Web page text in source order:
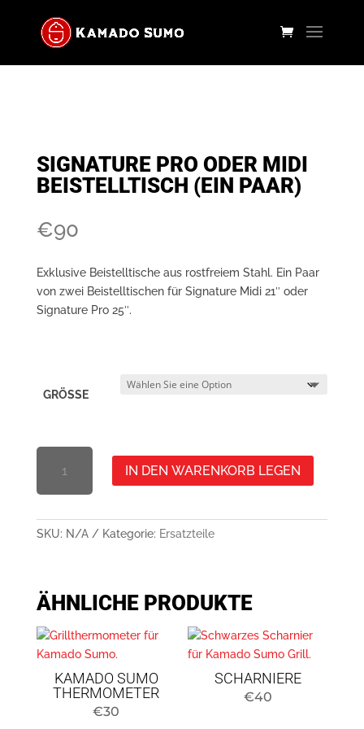
SIGNATURE PRO ODER MIDI
BEISTELLTISCH (EIN PAAR)
€90
Exklusive Beistelltische aus rostfreiem Stahl. Ein Paar
von zwei Beistelltischen für Signature Midi 21″ oder
Signature Pro 25″.
GRÖSSE
BEISTELLTISCH
SIGNATURE
PRO
MIDI
IN DEN WARENKORB LEGEN
SKU: N/A Kategorie: Ersatzteile
ÄHNLICHE PRODUKTE
KAMADO SUMO
THERMOMETER
€30
SCHARNIERE
€40